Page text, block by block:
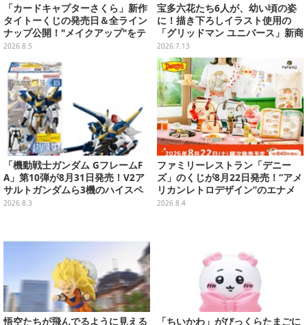
「カードキャプターさくら」新作
タイトーくじの発売日＆全ライン
ナップ公開！"メイクアップ"をテ
ーマに、日常でも使いたくなるア
2026.8.5
宝多六花たち6人が、幼い頃の姿
に！描き下ろしイラスト使用の
「グリッドマン ユニバース」新商
品が8月22日発売
2026.7.13
「機動戦士ガンダム GフレームF
A」第10弾が8月31日発売！V2ア
サルトガンダムら3機のハイスペ
ック可動フィギュア
2026.8.3
ファミリーレストラン「デニー
ズ」のくじが8月22日発売！“アメ
リカンレトロデザイン”のエナメ
ルバッグやTシャツなど、日常使
2026.8.4
悟空たちが飛んでるように見える 「ちいかわ」がびっくらたまごに